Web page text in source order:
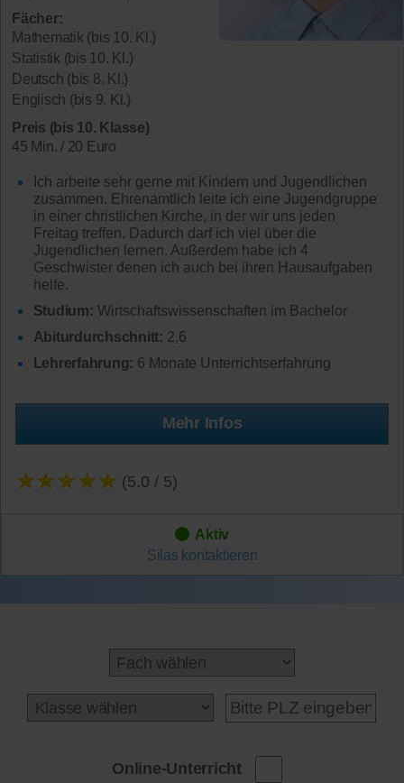
Fächer:
Mathematik (bis 10. Kl.)
Statistik (bis 10. Kl.)
Deutsch (bis 8. Kl.)
Englisch (bis 9. Kl.)
Preis (bis 10. Klasse)
45 Min. / 20 Euro
Ich arbeite sehr gerne mit Kindern und Jugendlichen
zusammen. Ehrenamtlich leite ich eine Jugendgruppe
in einer christlichen Kirche, in der wir uns jeden
Freitag treffen. Dadurch darf ich viel über die
Jugendlichen lernen. Außerdem habe ich 4
Geschwister denen ich auch bei ihren Hausaufgaben
helfe.
Studium: Wirtschaftswissenschaften im Bachelor
Abiturdurchschnitt: 2,6
Lehrerfahrung: 6 Monate Unterrichtserfahrung
Mehr Infos
★★★★★ (5.0 / 5)
Aktiv
Silas kontaktieren
Online-Unterricht